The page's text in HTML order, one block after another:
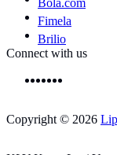
Bola.com
Fimela
Brilio
Connect with us
Copyright © 2026